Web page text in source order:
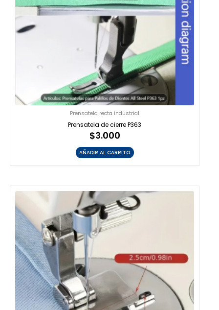
Prensatela recta industrial
Prensatela de cierre P363
$3.000
AÑADIR AL CARRITO